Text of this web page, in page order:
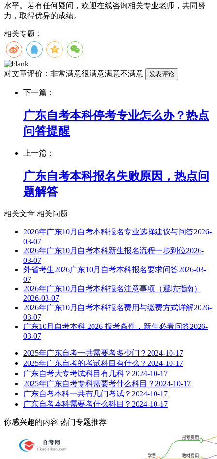
水平。若有任何疑问，欢迎在线咨询相关专业老师，共同努
力，取得优异的成绩。
相关专题：
对文章评价： 非常满意很满意满意不满意
下一篇：
广东自考本科停考专业怎么办？热点
问答提醒
上一篇：
广东自考本科报名失败原因，热点问
题解答
相关文章 相关问题
2026年广东10月自考本科报名专业选择建议与问答2026-
03-07
2026年广东10月自考本科新生报名流程一步到位2026-
03-07
外省考生2026广东10月自考本科报名要求问答2026-03-
07
2026年广东10月自考本科报名注意事项（避坑指南）
2026-03-07
2026年广东10月自考本科报名费用与缴费方式详解2026-
03-07
广东10月自考本科 2026 报考条件，新生必看问答2026-
03-07
2025年广东自考一共需要考多少门？ 2024-10-17
2025年广东自考的考试科目有什么？ 2024-10-17
广东自考大专考试科目有几科？ 2024-10-17
2025年广东自考专科需要考什么科目？ 2024-10-17
广东自考本科一共有几门考试？ 2024-10-17
广东自考本科需要考什么科目？ 2024-10-17
你感兴趣的内容 热门专题推荐